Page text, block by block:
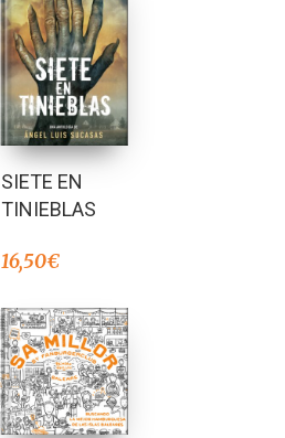
SIETE EN
TINIEBLAS
16,50€